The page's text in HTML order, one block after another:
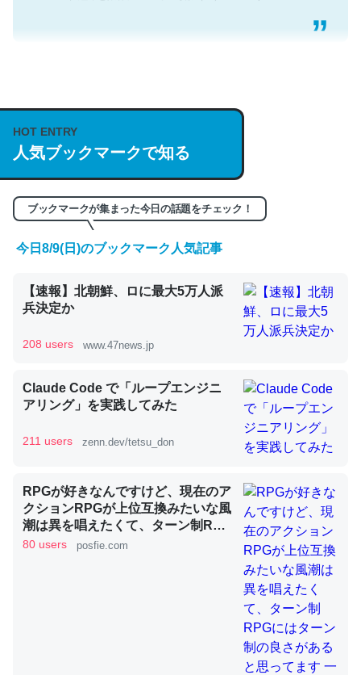
説してる記事が少ないので貴重な良記事。/続編来た
https://isobe324649.hatenablog.com/entry/2023/03/27
/064121
─GPTの仕組みと限界についての考察（１） - conceptualization
くらい。小説でいう「ずっと前の伏線」は回収されないけ
ど、短期記憶というには多い分量。進化すればするほど分
かりやすく強くなりそう
コオロギのカルシウム分はエビの600分の1程度。
─ニュース :: 【研究発表】昆虫学の大問題＝「昆虫はなぜ海にいな
いのか」に関する新仮説
論文では「淡水はカルシウムも酸素も不足してて両方に不
利だから両方が拮抗してるのでは」とあって面白い。海に
いる鋏角類（カブトガニ・ウミグモ）はカルシウムを使わ
HOT ENTRY
人気ブックマークで知る
ブックマークが集まった今日の話題をチェック！
今日8/9(日)のブックマーク人気記事
【速報】北朝鮮、ロに最大5万人派
兵決定か
208 users www.47news.jp
Claude Code で「ループエンジニ
アリング」を実践してみた
211 users zenn.dev/tetsu_don
RPGが好きなんですけど、現在のア
クションRPGが上位互換みたいな風
潮は異を唱えたくて、ターン制RPG
にはターン制の良さがあると思って
80 users posfie.com